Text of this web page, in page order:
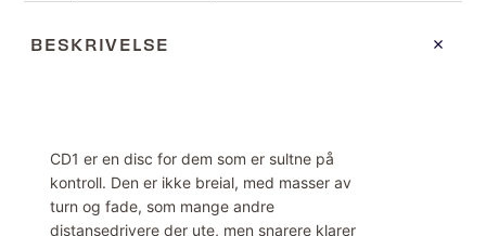
BESKRIVELSE
CD1 er en disc for dem som er sultne på
kontroll. Den er ikke breial, med masser av
turn og fade, som mange andre
distansedrivere der ute, men snarere klarer